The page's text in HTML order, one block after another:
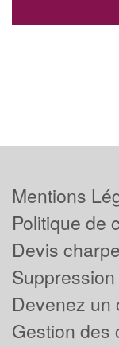
Mentions
Politique de
Devis
Devenez un
Gestion des